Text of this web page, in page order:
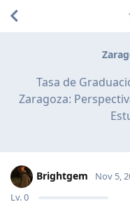
Tasa de
Zaragoza:
Brightgem
Lv.0
Nov 5,